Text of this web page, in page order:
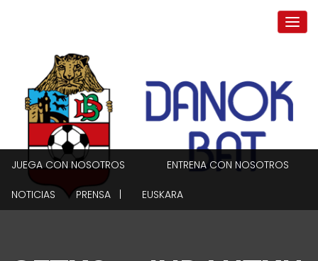
JUEGA CON NOSOTROS ENTRENA CON NOSOTROS
NOTICIAS PRENSA | EUSKARA